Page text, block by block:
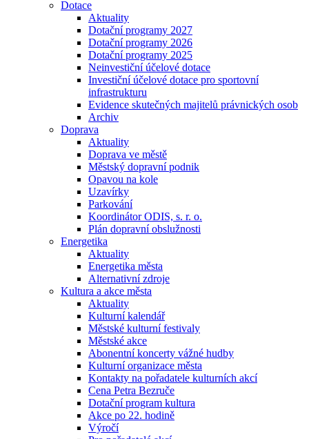
Dotace
Aktuality
Dotační programy 2027
Dotační programy 2026
Dotační programy 2025
Neinvestiční účelové dotace
Investiční účelové dotace pro sportovní
infrastrukturu
Evidence skutečných majitelů právnických osob
Archiv
Doprava
Aktuality
Doprava ve městě
Městský dopravní podnik
Opavou na kole
Uzavírky
Parkování
Koordinátor ODIS, s. r. o.
Plán dopravní obslužnosti
Energetika
Aktuality
Energetika města
Alternativní zdroje
Kultura a akce města
Aktuality
Kulturní kalendář
Městské kulturní festivaly
Městské akce
Abonentní koncerty vážné hudby
Kulturní organizace města
Kontakty na pořadatele kulturních akcí
Cena Petra Bezruče
Dotační program kultura
Akce po 22. hodině
Výročí